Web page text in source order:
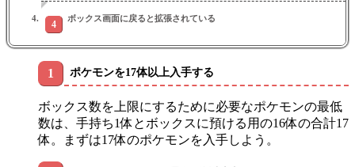
ボックス画面に戻ると拡張されている
ポケモンを17体以上入手する
ボックス数を上限にするために必要なポケモンの最低
数は、手持ち1体とボックスに預ける用の16体の合計17
体。まずは17体のポケモンを入手しよう。